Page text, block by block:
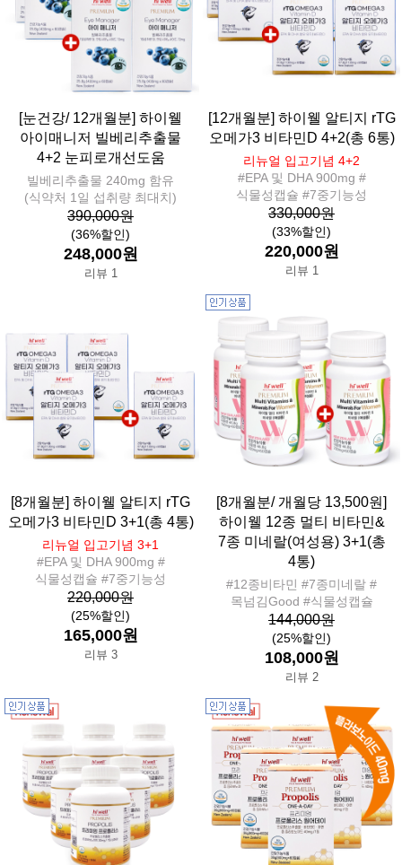
[눈건강/ 12개월분] 하이웰
아이매니저 빌베리추출물
4+2 눈피로개선도움
빌베리추출물 240mg 함유
(식약처 1일 섭취량 최대치)
390,000원
(36%할인)
248,000원
리뷰 1
[12개월분] 하이웰 알티지 rTG
오메가3 비타민D 4+2(총 6통)
리뉴얼 입고기념 4+2
#EPA 및 DHA 900mg #
식물성캡슐 #7중기능성
330,000원
(33%할인)
220,000원
리뷰 1
[8개월분] 하이웰 알티지 rTG
오메가3 비타민D 3+1(총 4통)
리뉴얼 입고기념 3+1
#EPA 및 DHA 900mg #
식물성캡슐 #7중기능성
220,000원
(25%할인)
165,000원
리뷰 3
[8개월분/ 개월당 13,500원]
하이웰 12종 멀티 비타민&
7종 미네랄(여성용) 3+1(총
4통)
#12종비타민 #7종미네랄 #
목넘김Good #식물성캡슐
144,000원
(25%할인)
108,000원
리뷰 2